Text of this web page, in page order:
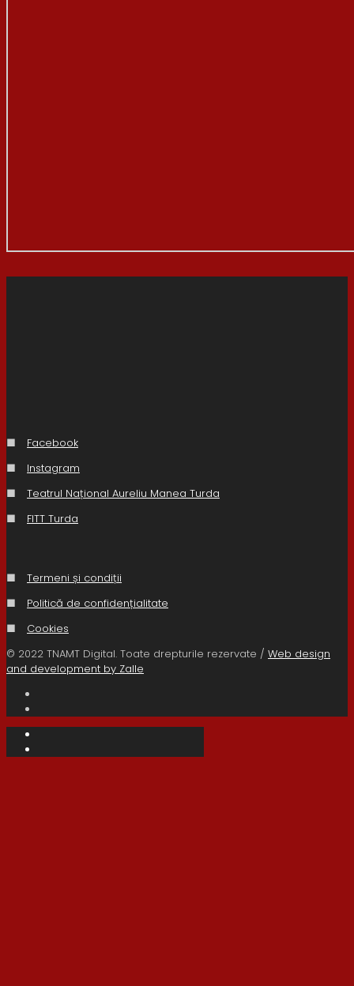
■
Facebook
■
Instagram
■
Teatrul Național Aureliu Manea Turda
■
FITT Turda
■
Termeni și condiții
■
Politică de confidențialitate
■
Cookies
© 2022 TNAMT Digital. Toate drepturile rezervate / Web design
and development by Zalle